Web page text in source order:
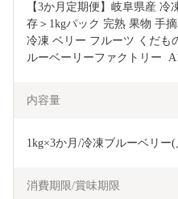
【3か月定期便】岐阜県産
存＞1kgパック 完熟 果物 手
冷凍 ベリー フルーツ くだも
ルーベーリーファクトリー
内容量
1kg×3か月/冷凍ブルーベリー
消費期限/賞味期限